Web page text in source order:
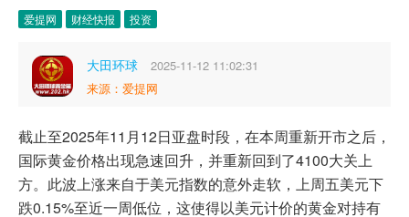
爱提网 财经快报 投资
大田环球
2025-11-12 11:02:31
来源：爱提网
截止至2025年11月12日亚盘时段，在本周重新开市之后，
国际黄金价格出现急速回升，并重新回到了4100大关上
方。此波上涨来自于美元指数的意外走软，上周五美元下
跌0.15%至近一周低位，这使得以美元计价的黄金对持有